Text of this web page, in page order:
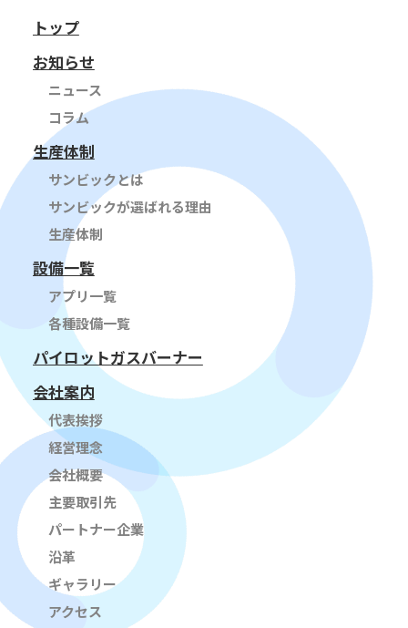
トップ
お知らせ
ニュース
コラム
生産体制
サンビックとは
サンビックが選ばれる理由
生産体制
設備一覧
アプリ一覧
各種設備一覧
パイロットガスバーナー
会社案内
代表挨拶
経営理念
会社概要
主要取引先
パートナー企業
沿革
ギャラリー
アクセス